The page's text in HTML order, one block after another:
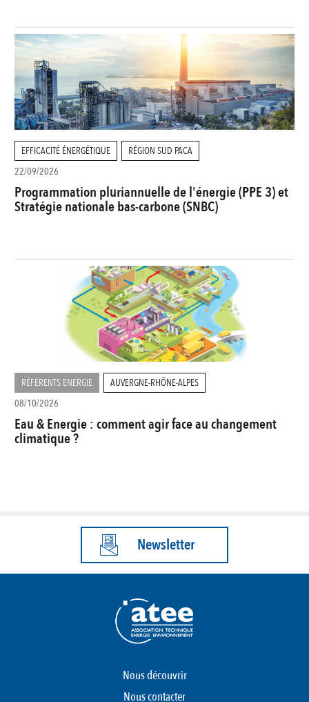
EFFICACITÉ ÉNERGÉTIQUE
RÉGION SUD PACA
22/09/2026
Programmation pluriannuelle de l'énergie (PPE 3) et
Stratégie nationale bas-carbone (SNBC)
RÉFÉRENTS ENERGIE
AUVERGNE-RHÔNE-ALPES
08/10/2026
Eau & Energie : comment agir face au changement
climatique ?
Newsletter
Nous découvrir
Nous contacter